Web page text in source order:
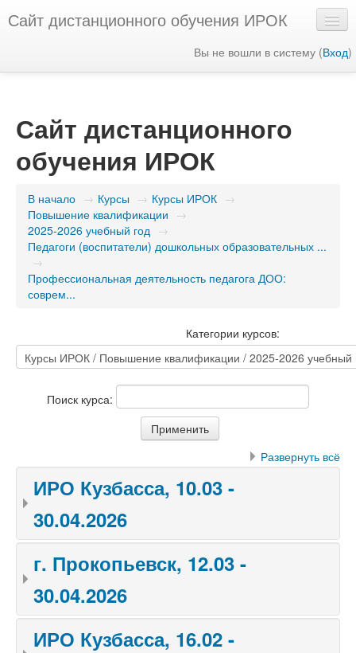
Сайт дистанционного обучения ИРОК
Вы не вошли в систему (Вход)
Сайт дистанционного
обучения ИРОК
В начало → Курсы → Курсы ИРОК →
Повышение квалификации →
2025-2026 учебный год →
Педагоги (воспитатели) дошкольных образовательных ...
→
Профессиональная деятельность педагога ДОО:
соврем...
Категории курсов:
Поиск курса:
Развернуть всё
ИРО Кузбасса, 10.03 -
30.04.2026
г. Прокопьевск, 12.03 -
30.04.2026
ИРО Кузбасса, 16.02 -